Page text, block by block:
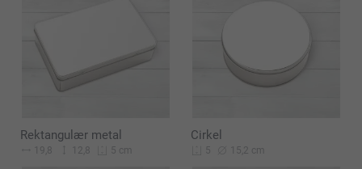
Rektangulær metal
19,8 12,8 5 cm
Cirkel
5 15,2 cm